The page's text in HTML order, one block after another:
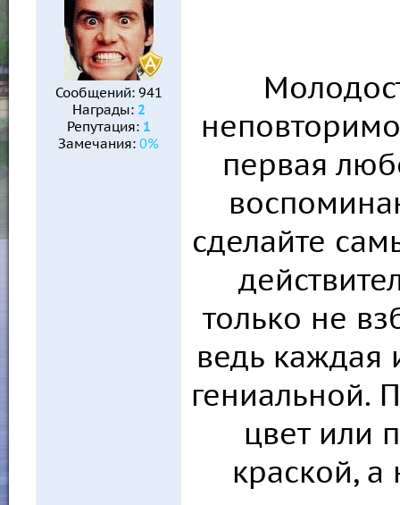
Сообщений: 941
Награды: 2
Репутация: 1
Замечания: 0%
первая
сделайте
только не
ведь каждая
гениальной.
цвет или
краской,